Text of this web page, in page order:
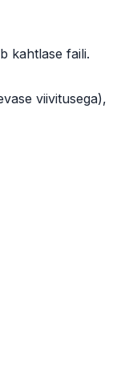
kahtlase faili.
viivitusega),